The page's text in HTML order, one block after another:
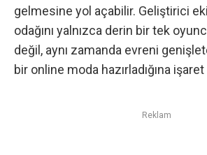
gelmesine yol açabilir. Geliştirici
odağını yalnızca derin bir tek
değil, aynı zamanda evreni
bir online moda hazırladığına
Reklam